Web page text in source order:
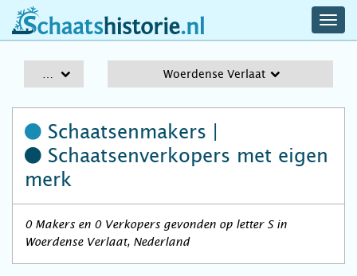
schaatshistorie.nl
Woerdense Verlaat
Schaatsenmakers |
Schaatsenverkopers met eigen
merk
0 Makers en 0 Verkopers gevonden op letter S in
Woerdense Verlaat, Nederland